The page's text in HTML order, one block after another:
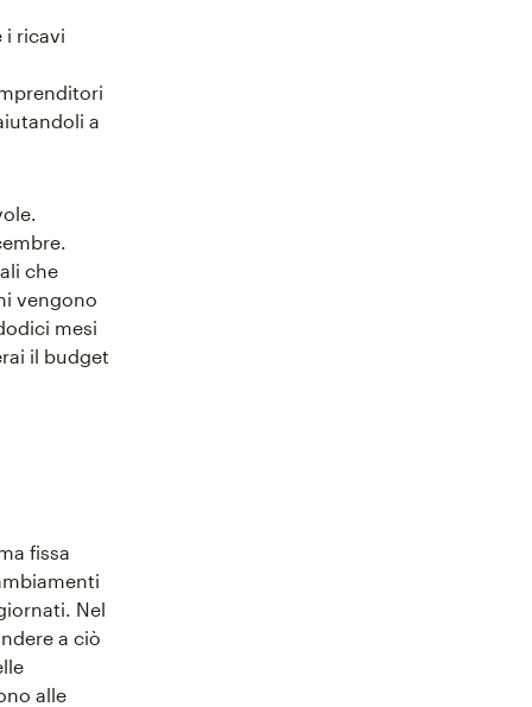
i ricavi
a
che
vengono
mesi
il budget
fissa
Nel
a ciò
alle